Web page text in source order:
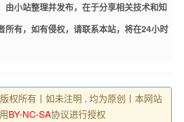
由小站整理并发布，在于分享相关技术和知
所有，如有侵权，请联系本站，将在24小时
权所有丨如未注明 , 均为原创丨本网站
BY-NC-SA协议进行授权